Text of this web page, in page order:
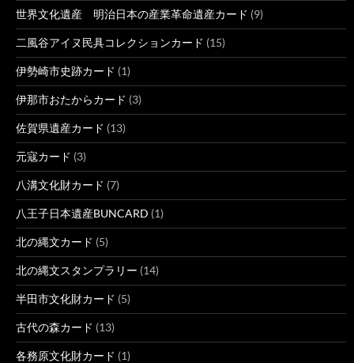
世界文化遺産 明治日本の産業革命遺産カード (9)
二風谷アイヌ民具コレクションカード (15)
伊勢崎市史跡カード (1)
伊那市おたからカード (3)
佐賀県遺産カード (13)
元寇カード (3)
八溝文化財カード (7)
八王子日本遺産BUNCARD (1)
北の縄文カード (5)
北の縄文スタンプラリー (14)
半田市文化財カード (5)
古代の森カード (13)
各務原文化財カード (1)